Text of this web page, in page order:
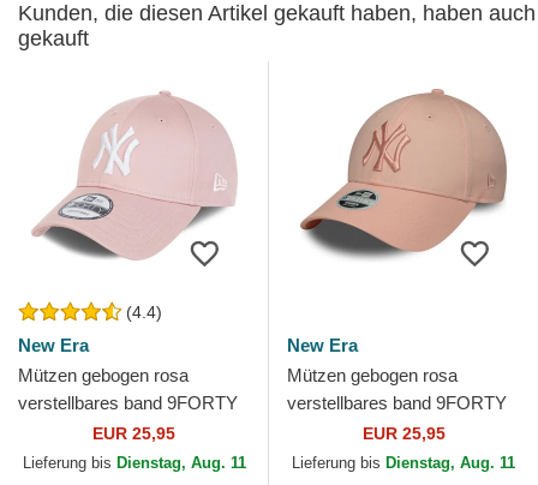
Kunden, die diesen Artikel gekauft haben, haben auch
gekauft
(4.4)
New Era
Mützen gebogen rosa
verstellbares band 9FORTY
League Essential der New
York Yankees MLB von New
EUR 25,95
Lieferung bis Dienstag, Aug. 11
New Era
Mützen gebogen rosa
verstellbares band 9FORTY
League Essential der New
York Yankees MLB von New
EUR 25,95
Lieferung bis Dienstag, Aug. 11